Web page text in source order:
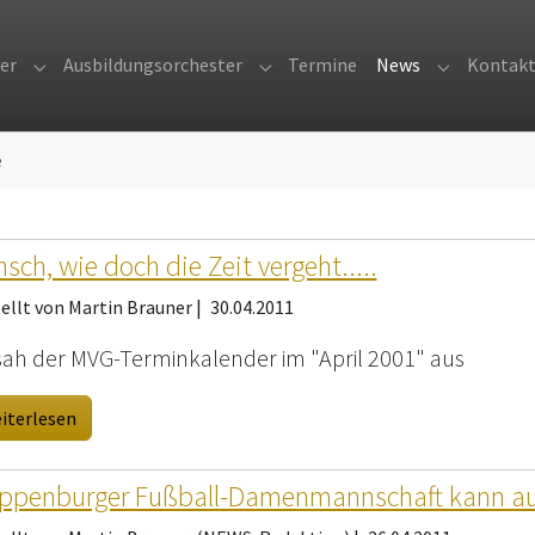
Submenu for "Orchester"
Ausbildungsorchester Submenu for
Termine News Submenu
Kontakt
wie doch die Zeit vergeht.....
von Martin Brauner | 30.04.2011
der MVG-Terminkalender im "April 2001" aus
Fußball-Damenmannschaft kann